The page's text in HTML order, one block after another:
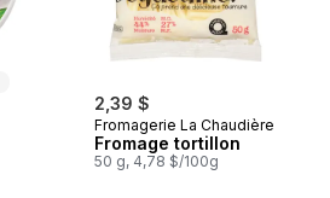
2,39 $
Fromagerie La Chaudière
Fromage tortillon
50 g, 4,78 $/100g